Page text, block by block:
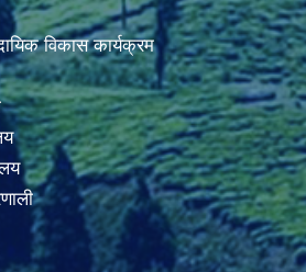
विकास कार्यक्रम